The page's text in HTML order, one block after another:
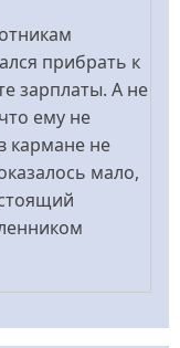
прибрать к
зарплаты. А не
ему не
кармане не
мало,